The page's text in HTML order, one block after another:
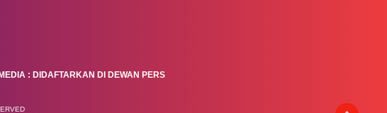
: DIDAFTARKAN DI DEWAN PERS